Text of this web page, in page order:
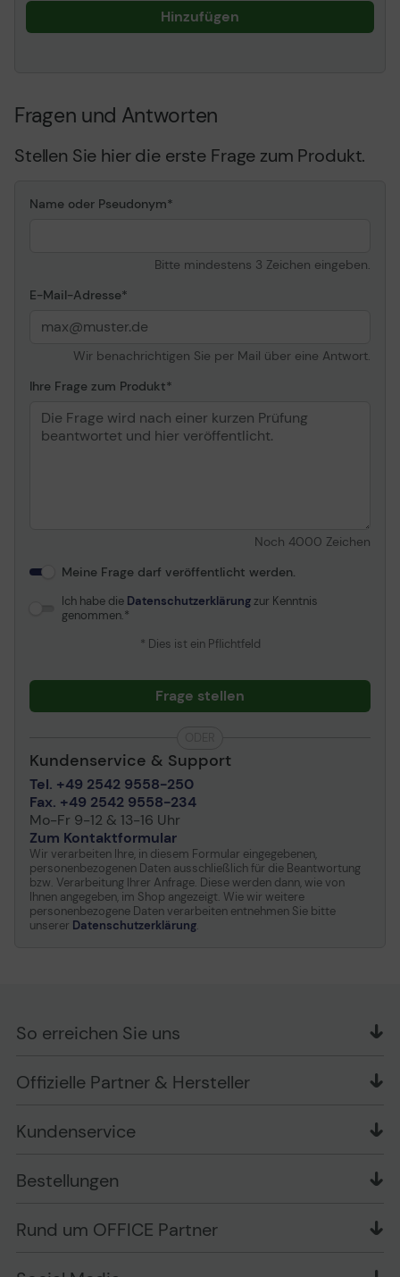
Hinzufügen
Fragen und Antworten
Stellen Sie hier die erste Frage zum Produkt.
Name oder Pseudonym
Bitte mindestens 3 Zeichen eingeben.
E-Mail-Adresse
Wir benachrichtigen Sie per Mail über eine Antwort.
Ihre Frage zum Produkt
Noch 4000 Zeichen
Meine Frage darf veröffentlicht werden.
Ich habe die Datenschutzerklärungzur Kenntnis
genommen.
* Dies ist ein Pflichtfeld
Frage stellen
Kundenservice & Support
Tel. +49 2542 9558-250
Fax. +49 2542 9558-234
Mo-Fr 9-12 & 13-16 Uhr
Zum Kontaktformular
Wir verarbeiten Ihre, in diesem Formular eingegebenen,
personenbezogenen Daten ausschließlich für die Beantwortung
bzw. Verarbeitung Ihrer Anfrage. Diese werden dann, wie von
Ihnen angegeben, im Shop angezeigt. Wie wir weitere
personenbezogene Daten verarbeiten entnehmen Sie bitte
unserer Datenschutzerklärung.
Offizielle Partner & Hersteller
Kundenservice
Bewertungsrichtlinien
Wissen mit OP
Markenshops
Bestellungen
Versand im Namen Dritter
Rund um OFFICE Partner
So erreichen Sie uns
Schlesierring 35
Telefon: +49 (0) 2542 / 9558250
Ansprechpartner bei fehlerhafter Ware und Schäden